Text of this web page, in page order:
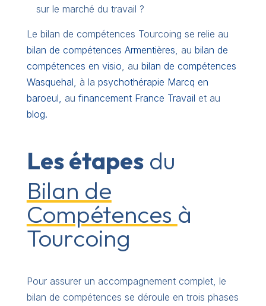
sur le marché du travail ?
Le bilan de compétences Tourcoing se relie au
bilan de compétences Armentières , au bilan de
compétences en visio , au bilan de compétences
Wasquehal , à la psychothérapie Marcq en
baroeul, au financement France Travail et au
blog.
Les étapesdu
Bilan de
Compétences à
Tourcoing
Pour assurer un accompagnement complet, le
bilan de compétences se déroule en trois phases